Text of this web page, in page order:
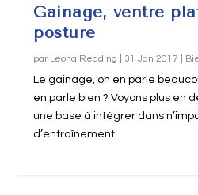
Gainage, ventre
posture
par Leona Reading 31 Jan 2017
Le gainage, on en parle
en parle bien ? Voyons plus en
une base à intégrer dans
d’entraînement.